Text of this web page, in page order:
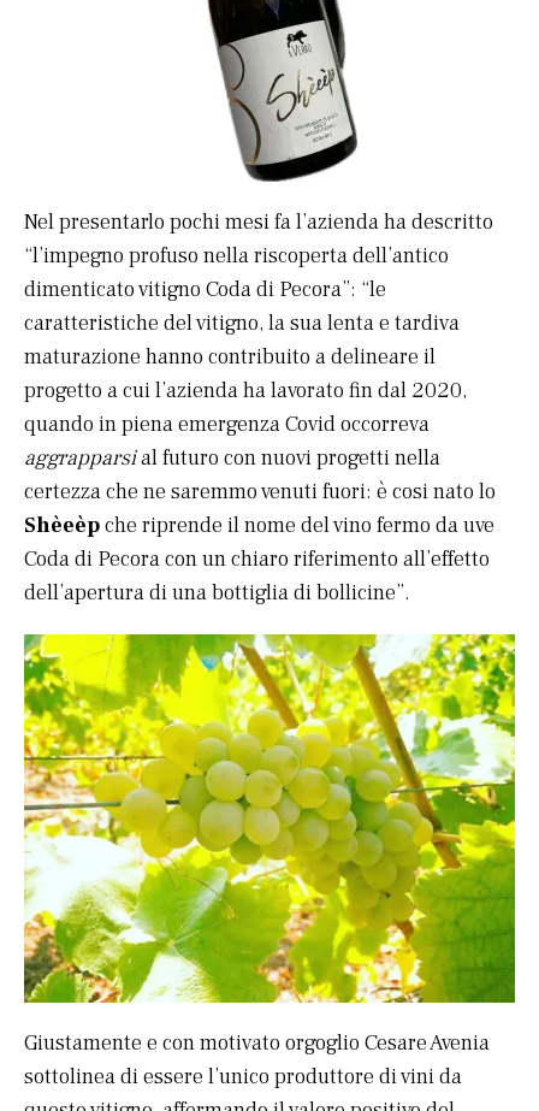
Nel presentarlo pochi mesi fa l’azienda ha descritto
“l’impegno profuso nella riscoperta dell’antico
dimenticato vitigno Coda di Pecora”: “le
caratteristiche del vitigno, la sua lenta e tardiva
maturazione hanno contribuito a delineare il
progetto a cui l’azienda ha lavorato fin dal 2020,
quando in piena emergenza Covid occorreva
aggrapparsial futuro con nuovi progetti nella
certezza che ne saremmo venuti fuori: è cosi nato lo
Shèeèpche riprende il nome del vino fermo da uve
Coda di Pecora con un chiaro riferimento all’effetto
dell’apertura di una bottiglia di bollicine”.
Giustamente e con motivato orgoglio Cesare Avenia
sottolinea di essere l’unico produttore di vini da